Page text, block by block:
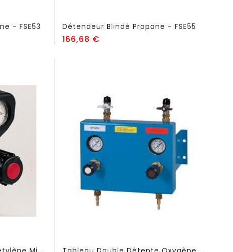
- FSE53 Détendeur Blindé Propane - FSE55
166,68 €